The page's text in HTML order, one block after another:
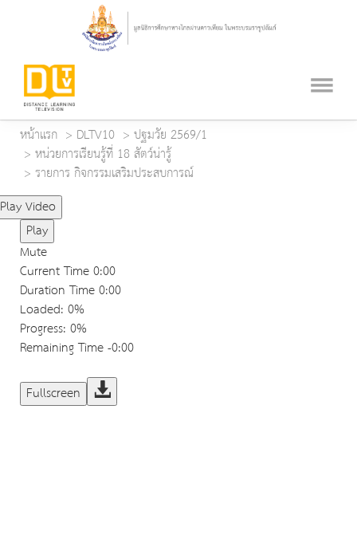
หน้าแรก DLTV10
ปฐมวัย 2569/1
หน่วยการเรียนรู้ที่ 18 สัตว์น่ารู้
รายการ กิจกรรมเสริมประสบการณ์
Play Video
Play
Mute
Current Time0:00
Duration Time0:00
Loaded: 0%
Progress: 0%
Remaining Time-0:00
Fullscreen